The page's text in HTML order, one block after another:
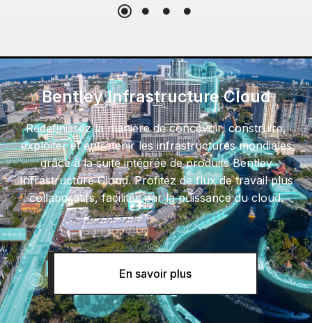
Bentley Infrastructure Cloud​
Redéfinissez la manière de concevoir, construire,
exploiter et entretenir les infrastructures mondiales
grâce à la suite intégrée de produits Bentley
Infrastructure Cloud. Profitez de flux de travail plus
collaboratifs, facilités par la puissance du cloud.
En savoir plus